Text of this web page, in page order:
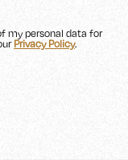
my personal data for
Privacy Policy.